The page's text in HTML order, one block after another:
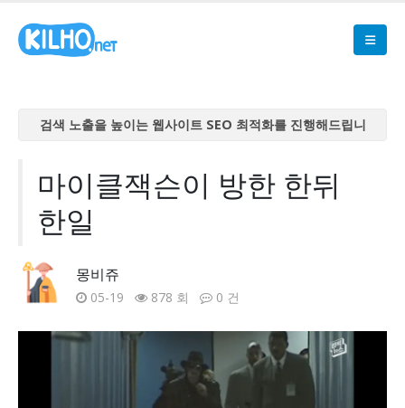
검색 노출을 높이는 웹사이트 SEO 최적화를 진행해드립니
검색 노출을 높이는 웹사이트 SEO 최적화를 진행해드립니
다
검색 노출을 높이는 웹사이트 SEO 최적화를 진행해드립니
검색 노출을 높이는 웹사이트 SEO 최적화를 진행해드립니
다
다
마이클잭슨이 방한 한뒤
한일
몽비쥬
05-19 878 회 0 건